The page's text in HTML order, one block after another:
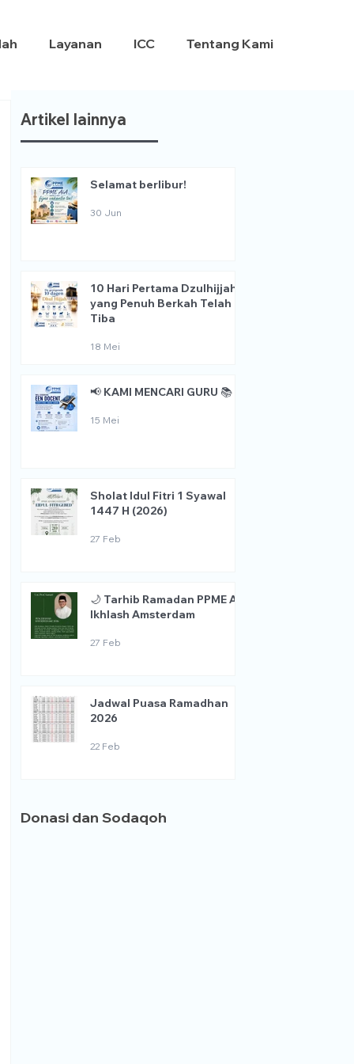
Layanan ICC Tentang Kami
Artikel lainnya
Selamat berlibur!
30 Jun
10 Hari Pertama Dzulhijjah
yang Penuh Berkah Telah
Tiba
18 Mei
📢 KAMI MENCARI GURU 📚
15 Mei
Sholat Idul Fitri 1 Syawal
1447 H (2026)
27 Feb
🌙 Tarhib Ramadan PPME Al
Ikhlash Amsterdam
27 Feb
Jadwal Puasa Ramadhan
2026
22 Feb
Donasi dan Sodaqoh